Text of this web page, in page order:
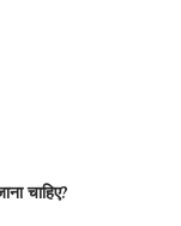
चाहिए?